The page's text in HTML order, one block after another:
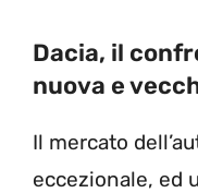
Dacia, il
nuova e
Il mercato
eccezionale, ed